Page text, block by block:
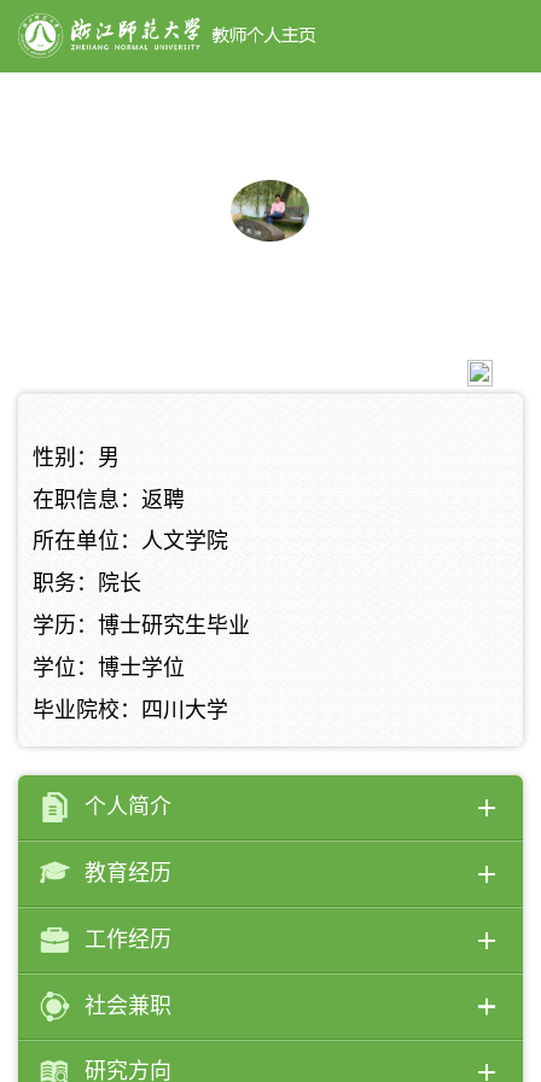
性别：男
在职信息：返聘
所在单位：人文学院
职务：院长
学历：博士研究生毕业
学位：博士学位
毕业院校：四川大学
个人简介
教育经历
工作经历
社会兼职
研究方向